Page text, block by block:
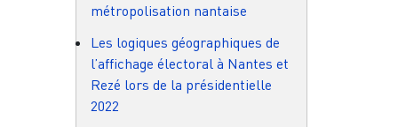
métropolisation nantaise
Les logiques géographiques de
l’affichage électoral à Nantes et
Rezé lors de la présidentielle
2022